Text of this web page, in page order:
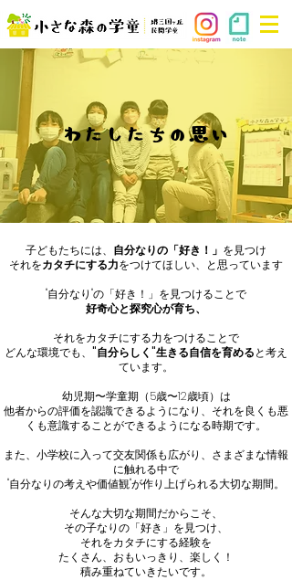
わたしたちの思い
子どもたちには、 自分なりの「好き！」 を見つけ
それをカタチにする力をつけてほしい、と思っています
"自分なり"の「好き！」を見つけることで
好奇心と探究心が育ち、
それをカタチにする力をつけることで
どんな環境でも、 "自分らしく"生きる自信を育めると考え
ています。
幼児期〜学童期（5歳〜12歳頃）は
他者からの評価を認識できるようになり、それを良くも悪
くも意識することができるようになる時期です。
また、小学校に入って交友関係も広がり、さまざまな情報
に触れる中で
"自分なりの考えや価値観"が作り上げられる大切な期間。
そんな大切な期間だからこそ、
その子なりの「好き」を見つけ、
それをカタチにする経験を
たくさん、おもいっきり、楽しく！
積み重ねていきたいです。